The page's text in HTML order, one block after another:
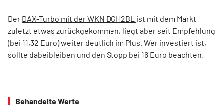
Der DAX-Turbo mit der WKN DGH2BL ist mit dem Markt
zuletzt etwas zurückgekommen, liegt aber seit Empfehlung
(bei 11,32 Euro) weiter deutlich im Plus. Wer investiert ist,
sollte dabeibleiben und den Stopp bei 16 Euro beachten.
Behandelte Werte